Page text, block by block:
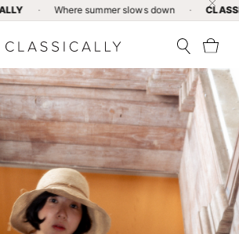
Where summer slows down · CLASSICALLY